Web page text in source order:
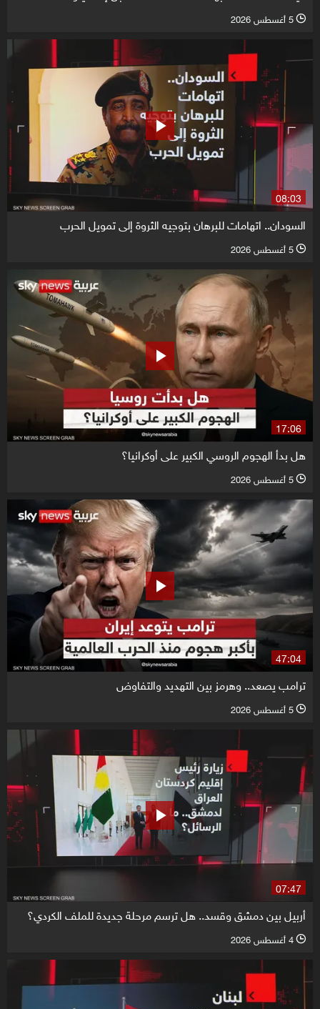
l 5 أغسطس 2026
08:03
السودان.. اتهامات للبرهان بتوجيه الثروة إلى تمويل الحرب
l 5 أغسطس 2026
17:06
هل بدأ الهجوم الروسي الكبير على أوكرانيا؟
l 5 أغسطس 2026
47:04
ترامب يصعد.. وهرمز بين التهديد والتفاوض
l 5 أغسطس 2026
07:47
أربيل بين دمشق وقسد.. هل ترسم مرحلة جديدة للملف الكردي؟
l 4 أغسطس 2026